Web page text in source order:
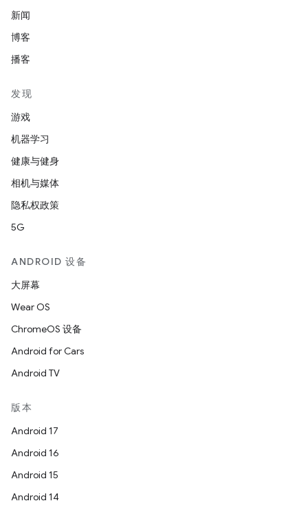
新闻
博客
播客
发现
游戏
机器学习
健康与健身
相机与媒体
隐私权政策
5G
ANDROID 设备
大屏幕
Wear OS
ChromeOS 设备
Android for Cars
Android TV
版本
Android 17
Android 16
Android 15
Android 14